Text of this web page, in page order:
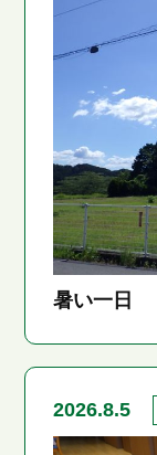
暑い一日
2026.8.5